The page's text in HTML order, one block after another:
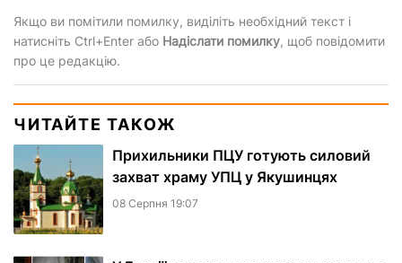
Якщо ви помітили помилку, виділіть необхідний текст і
натисніть Ctrl+Enter або Надіслати помилку, щоб повідомити
про це редакцію.
ЧИТАЙТЕ ТАКОЖ
Прихильники ПЦУ готують силовий
захват храму УПЦ у Якушинцях
08 Серпня 19:07